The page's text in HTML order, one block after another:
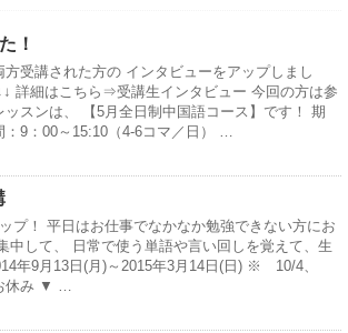
！
受講された方の インタビューをアップしまし
詳細はこちら⇒受講生インタビュー 今回の方は参
スンは、 【5月全日制中国語コース】です！ 期
：9：00～15:10（4-6コマ／日） …
プ！ 平日はお仕事でなかなか勉強できない方にお
中して、 日常で使う単語や言い回しを覚えて、生
年9月13日(月)～2015年3月14日(日) ※ 10/4、
休み ▼ …